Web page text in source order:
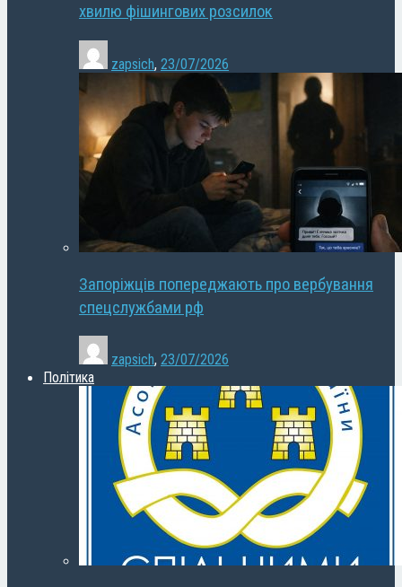
хвилю фішингових розсилок
zapsich, 23/07/2026
Запоріжців попереджають про вербування
спецслужбами рф
zapsich, 23/07/2026
Політика